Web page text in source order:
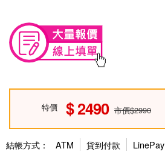
特價 2490 市價$2990
結帳方式： ATM 貨到付款 LinePay